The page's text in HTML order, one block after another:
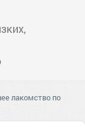
лакомство по